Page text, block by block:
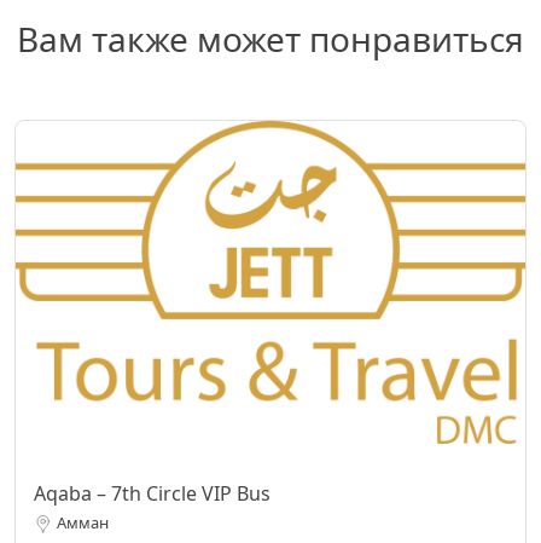
Вам также может понравиться
Aqaba – 7th Circle VIP Bus
Амман